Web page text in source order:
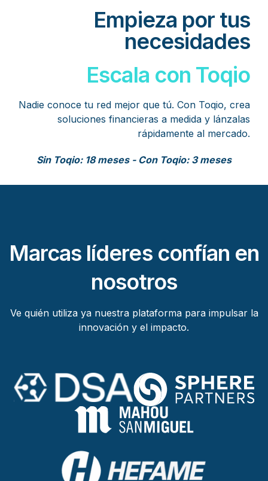
Empieza por tus
necesidades
Escala con Toqio
Nadie conoce tu red mejor que tú. Con Toqio, crea
soluciones financieras a medida y lánzalas
rápidamente al mercado.
Sin Toqio: 18 meses - Con Toqio: 3 meses
Marcas líderes confían en
nosotros
Ve quién utiliza ya nuestra plataforma para impulsar la
innovación y el impacto.